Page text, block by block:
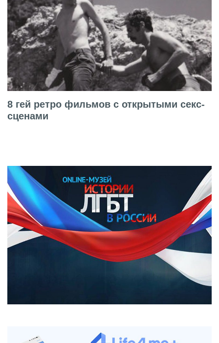
8 гей ретро фильмов с открытыми секс-
сценами